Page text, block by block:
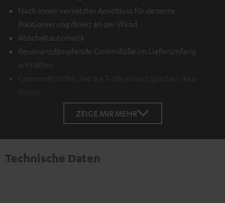
Nach innen versetzter Anschluss für dezente
Positionierung direkt an der Wand
Abschaltautomatik
Resonanzdämpfende Gummifüße im Lieferumfang
enthalten
Genormte Höhe, hat die Tiefe eines typischen Ikea-
ZEIGE MIR MEHR
Technische Daten